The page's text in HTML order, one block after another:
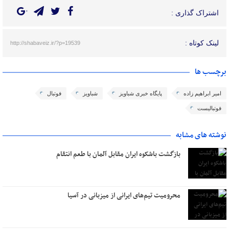
اشتراک گذاری :
لینک کوتاه : http://shabaveiz.ir/?p=19539
برچسب ها
امیر ابراهیم زاده پایگاه خبری شباویز شباویز فوتبال
فوتبالیست
نوشته های مشابه
بازگشت باشکوه ایران مقابل آلمان با طعم انتقام
محرومیت تیم‌های ایرانی از میزبانی در آسیا